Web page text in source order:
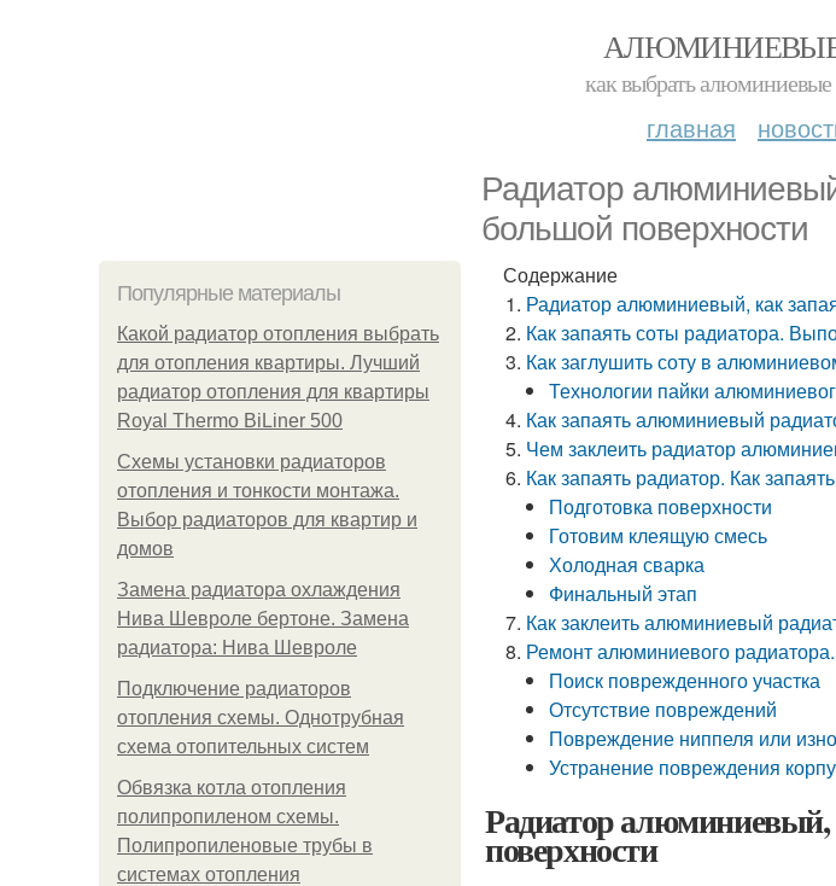
как выбрать
главная
Радиатор
большой поверхности
Популярные материалы
Какой радиатор отопления выбрать
для отопления квартиры. Лучший
радиатор отопления для квартиры
Royal Thermo BiLiner 500
Схемы установки радиаторов
отопления и тонкости монтажа.
Выбор радиаторов для квартир и
домов
Замена радиатора охлаждения
Нива Шевроле бертоне. Замена
радиатора: Нива Шевроле
Подключение радиаторов
отопления схемы. Однотрубная
схема отопительных систем
Обвязка котла отопления
полипропиленом схемы.
Полипропиленовые трубы в
системах отопления
Содержание
Радиатор алюминиевый, как
Как запаять соты радиатора.
Как заглушить соту в
Технологии пайки
Как запаять алюминиевый
Чем заклеить радиатор
Как запаять радиатор. Как
Подготовка поверхности
Готовим клеящую смесь
Холодная сварка
Финальный этап
Как заклеить алюминиевый
Ремонт алюминиевого
Поиск поврежденного участка
Отсутствие повреждений
Повреждение ниппеля или
Устранение повреждения
Радиатор
поверхности